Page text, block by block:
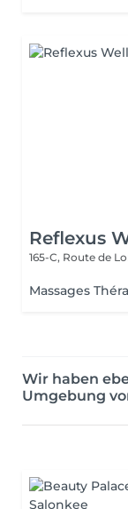
Reflexus
165-C, Route de
Massages
Wir haben
Umgebung